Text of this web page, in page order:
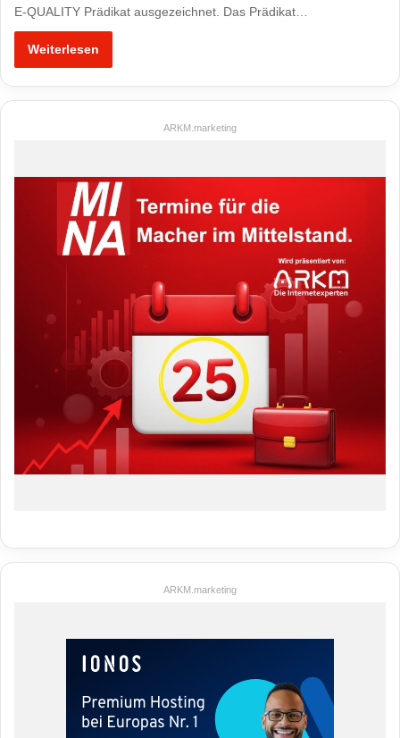
E-QUALITY Prädikat ausgezeichnet. Das Prädikat…
Weiterlesen
ARKM.marketing
ARKM.marketing